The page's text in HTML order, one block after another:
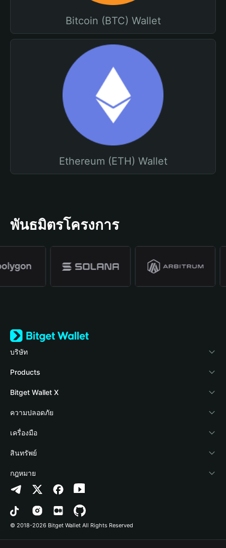
Bitcoin (BTC) Wallet
Ethereum (ETH) Wallet
พันธมิตรโครงการ
บริษัท
เกี่ยวกับ Bitget Wallet
Blog
Academy
ข่าวสารด้านคริปโต
ศูนย์ช่วยเหลือ
ติดต่อเรา
ทรัพยากรข้อมูลของแบรนด์
อาชีพ
Products
Crypto Card
Stablecoin Earn
Payfi Crypto
Crypto Swap API
Altcoin Season Index
Prediction Markets
DApp
Bitget Wallet X
นักพัฒนา
เชื่อมต่อ Wallet
Bitget Wallet Pay
ลิสต์โปรเจกต์
ความปลอดภัย
Protection Fund
เทคโนโลยีความปลอดภัย
เครื่องมือ
ซื้อคริปโต
การตรวจจับการอนุญาต
การตรวจจับสัญญา
การโอนเป็นชุด
สินทรัพย์
Arbitrum
Avalanche
Bitcoin
กฎหมาย
นโยบายความเป็นส่วนตัว
ข้อตกลงในการใช้บริการ
© 2018-2026 Bitget Wallet All Rights Reserved